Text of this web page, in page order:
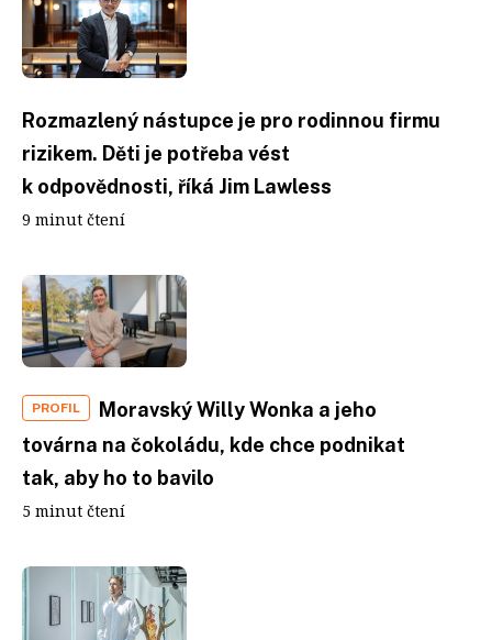
Rozmazlený nástupce je pro rodinnou firmu
rizikem. Děti je potřeba vést
k odpovědnosti, říká Jim Lawless
9 minut čtení
PROFIL
Moravský Willy Wonka a jeho
továrna na čokoládu, kde chce podnikat
tak, aby ho to bavilo
5 minut čtení